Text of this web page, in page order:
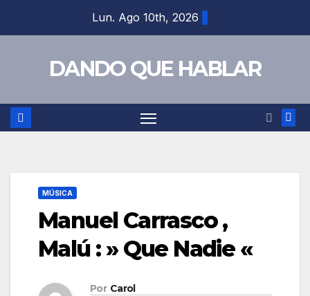
Lun. Ago 10th, 2026
DANDO QUE HABLAR
MÚSICA
Manuel Carrasco ,
Malú : » Que Nadie «
Por Carol